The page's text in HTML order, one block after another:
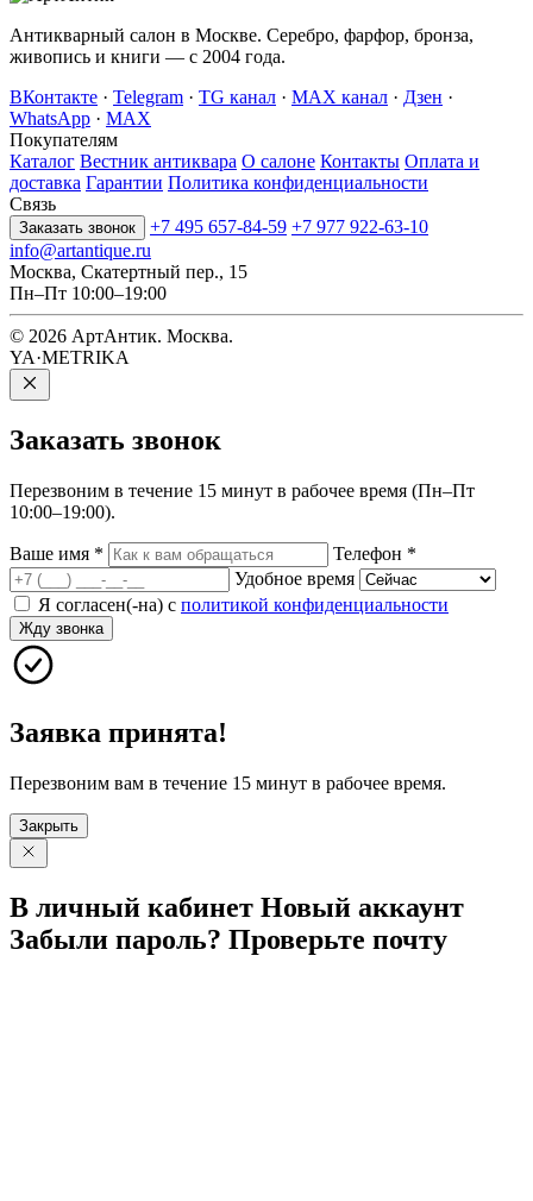
Антикварный салон в Москве. Серебро, фарфор, бронза,
живопись и книги — с 2004 года.
ВКонтакте · Telegram · TG канал · MAX канал · Дзен ·
WhatsApp · MAX
Покупателям
Каталог Вестник антиквара О салоне Контакты Оплата и
доставка Гарантии Политика конфиденциальности
Связь
Заказать звонок +7 495 657-84-59 +7 977 922-63-10
info@artantique.ru
Москва, Скатертный пер., 15
Пн–Пт 10:00–19:00
© 2026 АртАнтик. Москва.
YA·METRIKA
Заказать звонок
Перезвоним в течение 15 минут в рабочее время (Пн–Пт
10:00–19:00).
Ваше имя * Телефон *
Удобное время
Я согласен(-на) с политикой конфиденциальности
Жду звонка
Заявка принята!
Перезвоним вам в течение 15 минут в рабочее время.
Закрыть
В личный кабинет Новый аккаунт
Забыли пароль? Проверьте почту